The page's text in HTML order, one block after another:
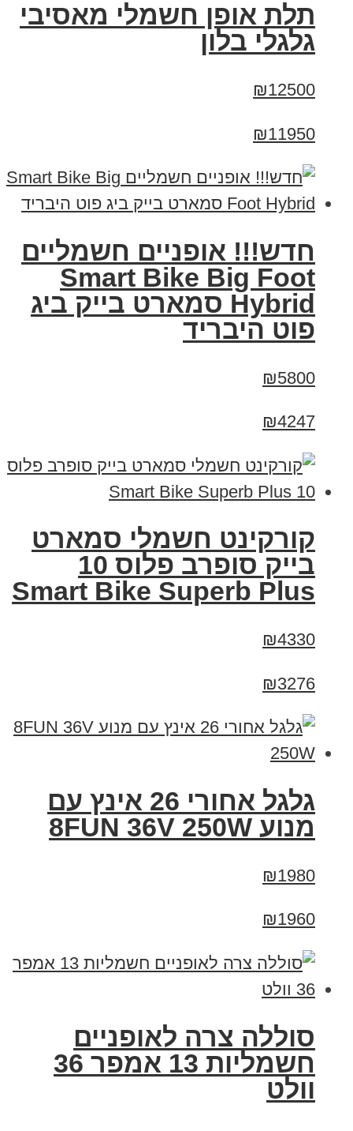
תלת אופן חשמלי מאסיבי
גלגלי בלון
₪12500
₪11950
חדש!!! אופניים חשמליים
Smart Bike Big Foot
Hybrid סמארט בייק ביג
פוט היבריד
₪5800
₪4247
קורקינט חשמלי סמארט
בייק סופרב פלוס 10
Smart Bike Superb Plus
₪4330
₪3276
גלגל אחורי 26 אינץ עם
מנוע 8FUN 36V 250W
₪1980
₪1960
סוללה צרה לאופניים
חשמליות 13 אמפר 36
וולט